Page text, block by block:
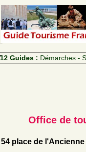
12 Guides : Démarches -
Office de
54 place de